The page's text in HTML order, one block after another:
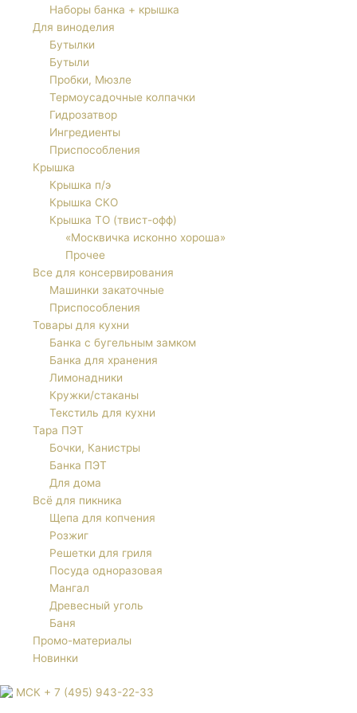
Наборы банка + крышка
Для виноделия
Бутылки
Бутыли
Пробки, Мюзле
Термоусадочные колпачки
Гидрозатвор
Ингредиенты
Приспособления
Крышка
Крышка п/э
Крышка СКО
Крышка ТО (твист-офф)
«Москвичка исконно хороша»
Прочее
Все для консервирования
Машинки закаточные
Приспособления
Товары для кухни
Банка с бугельным замком
Банка для хранения
Лимонадники
Кружки/стаканы
Текстиль для кухни
Тара ПЭТ
Бочки, Канистры
Банка ПЭТ
Для дома
Всё для пикника
Щепа для копчения
Розжиг
Решетки для гриля
Посуда одноразовая
Мангал
Древесный уголь
Баня
Промо-материалы
Новинки
МСК + 7 (495) 943-22-33